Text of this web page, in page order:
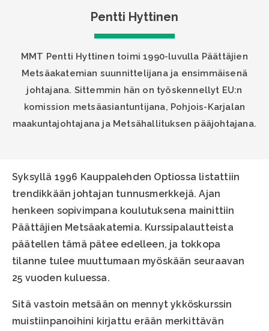
Pentti Hyttinen
MMT Pentti Hyttinen toimi 1990-luvulla Päättäjien
Metsäakatemian suunnittelijana ja ensimmäisenä
johtajana. Sittemmin hän on työskennellyt EU:n
komission metsäasiantuntijana, Pohjois-Karjalan
maakuntajohtajana ja Metsähallituksen pääjohtajana.
Syksyllä 1996 Kauppalehden Optiossa listattiin
trendikkään johtajan tunnusmerkkejä. Ajan
henkeen sopivimpana koulutuksena mainittiin
Päättäjien Metsäakatemia. Kurssipalautteista
päätellen tämä pätee edelleen, ja tokkopa
tilanne tulee muuttumaan myöskään seuraavan
25 vuoden kuluessa.
Sitä vastoin metsään on mennyt ykköskurssin
muistiinpanoihini kirjattu erään merkittävän